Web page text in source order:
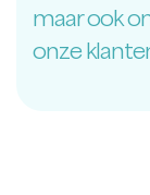
maar ook
onze